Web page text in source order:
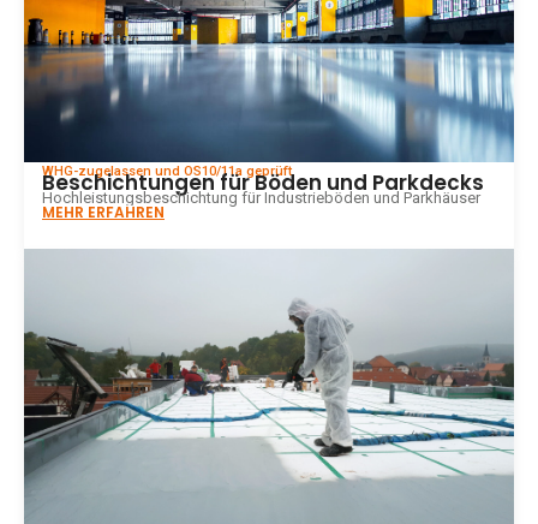
WHG-zugelassen und OS10/11a geprüft
Beschichtungen für Böden und Parkdecks
Hochleistungsbeschichtung für Industrieböden und Parkhäuser
MEHR ERFAHREN